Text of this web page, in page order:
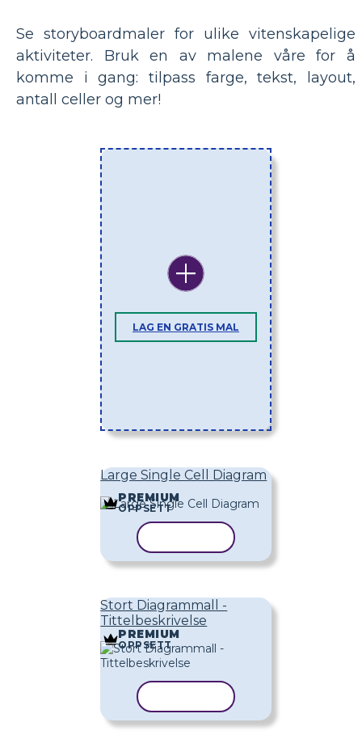
Se storyboardmaler for ulike vitenskapelige
aktiviteter. Bruk en av malene våre for å
komme i gang: tilpass farge, tekst, layout,
antall celler og mer!
LAG EN GRATIS MAL
Large Single Cell Diagram
PREMIUM
OPPSETT
Stort Diagrammall -
Tittelbeskrivelse
PREMIUM
OPPSETT